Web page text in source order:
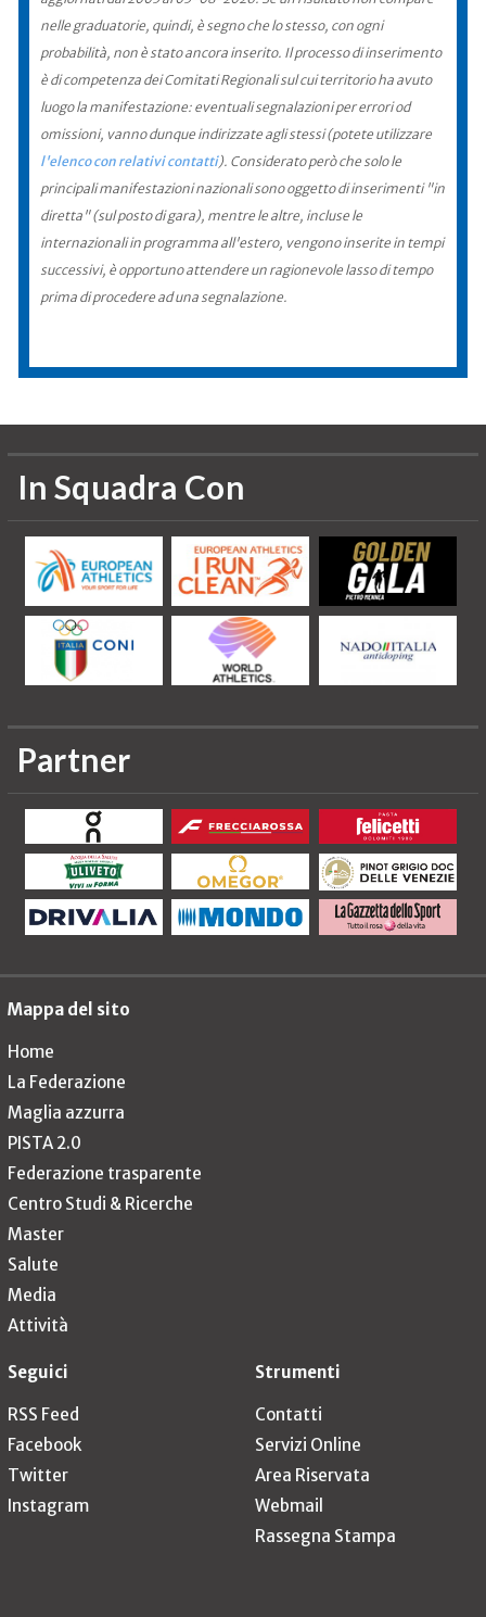
nelle graduatorie, quindi, è segno che lo stesso, con ogni
probabilità, non è stato ancora inserito. Il processo di inserimento
è di competenza dei Comitati Regionali sul cui territorio ha avuto
luogo la manifestazione: eventuali segnalazioni per errori od
omissioni, vanno dunque indirizzate agli stessi (potete utilizzare
l'elenco con relativi contatti). Considerato però che solo le
principali manifestazioni nazionali sono oggetto di inserimenti "in
diretta" (sul posto di gara), mentre le altre, incluse le
internazionali in programma all'estero, vengono inserite in tempi
successivi, è opportuno attendere un ragionevole lasso di tempo
prima di procedere ad una segnalazione.
In Squadra Con
Partner
Mappa del sito
Home
La Federazione
Maglia azzurra
PISTA 2.0
Federazione trasparente
Centro Studi & Ricerche
Master
Salute
Media
Attività
Seguici
RSS Feed
Facebook
Twitter
Instagram
Strumenti
Contatti
Servizi Online
Area Riservata
Webmail
Rassegna Stampa